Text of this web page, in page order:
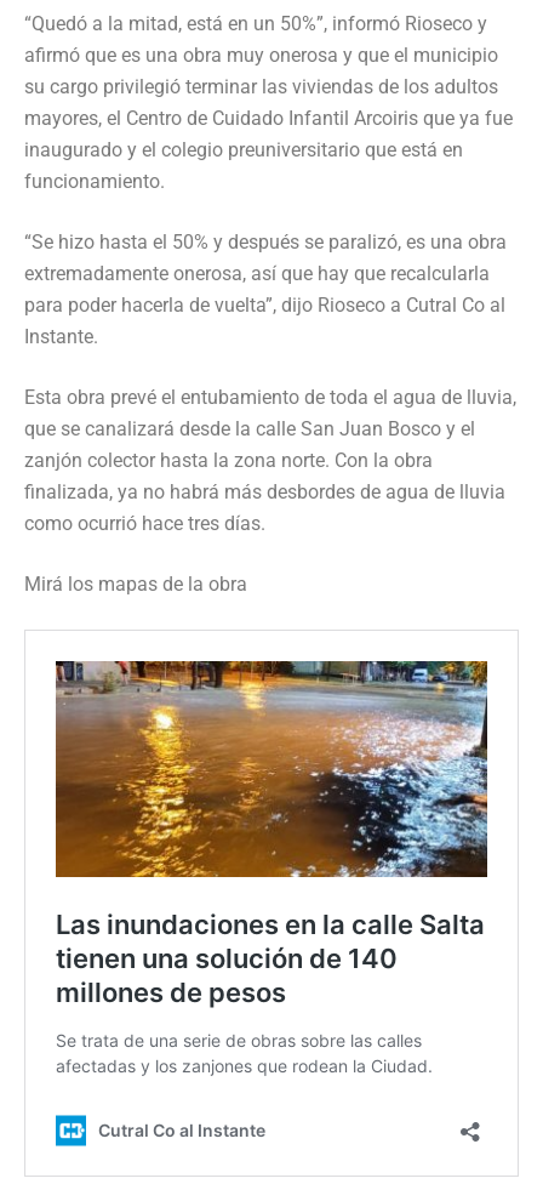
“Quedó a la mitad, está en un 50%”, informó Rioseco y
afirmó que es una obra muy onerosa y que el municipio
su cargo privilegió terminar las viviendas de los adultos
mayores, el Centro de Cuidado Infantil Arcoiris que ya fue
inaugurado y el colegio preuniversitario que está en
funcionamiento.
“Se hizo hasta el 50% y después se paralizó, es una obra
extremadamente onerosa, así que hay que recalcularla
para poder hacerla de vuelta”, dijo Rioseco a Cutral Co al
Instante.
Esta obra prevé el entubamiento de toda el agua de lluvia,
que se canalizará desde la calle San Juan Bosco y el
zanjón colector hasta la zona norte. Con la obra
finalizada, ya no habrá más desbordes de agua de lluvia
como ocurrió hace tres días.
Mirá los mapas de la obra